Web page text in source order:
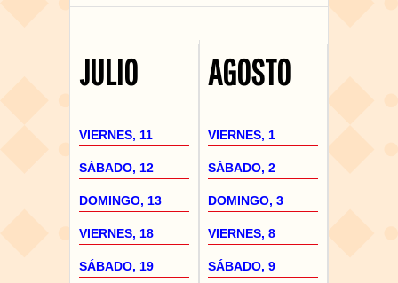
JULIO
VIERNES, 11
SÁBADO, 12
DOMINGO, 13
VIERNES, 18
SÁBADO, 19
AGOSTO
VIERNES, 1
SÁBADO, 2
DOMINGO, 3
VIERNES, 8
SÁBADO, 9